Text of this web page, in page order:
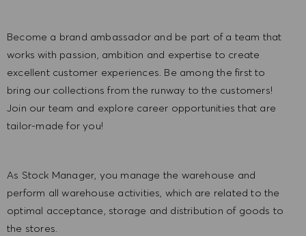
Become a brand ambassador and be part of a team that
works with passion, ambition and expertise to create
excellent customer experiences. Be among the first to
bring our collections from the runway to the customers!
Join our team and explore career opportunities that are
tailor-made for you!
As Stock Manager, you manage the warehouse and
perform all warehouse activities, which are related to the
optimal acceptance, storage and distribution of goods to
the stores.